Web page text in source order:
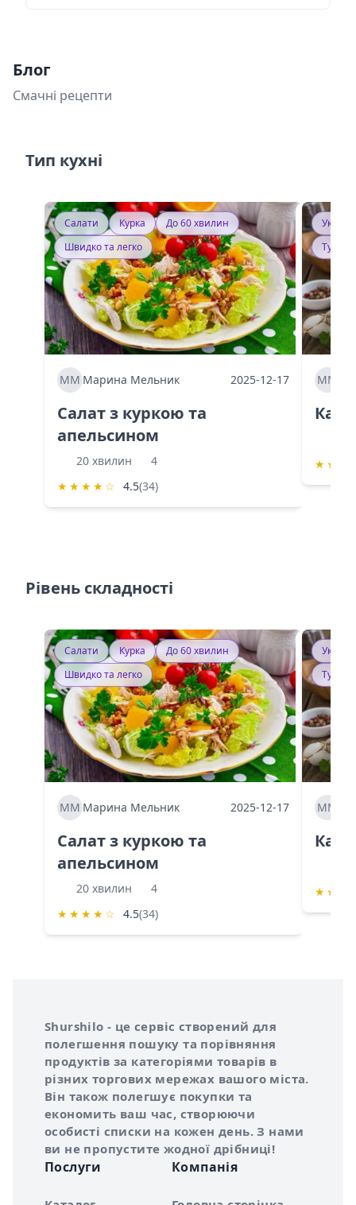
Блог
Смачні рецепти
Тип кухні
Салати Курка
До 60 хвилин
Швидко та легко
ММ Марина Мельник 2025-12-17
Салат з куркою та
апельсином
20 хвилин
4
★ ★ ★ ★ ☆ 4.5(34)
ММ
★ ★
Рівень складності
Салати Курка
До 60 хвилин
Швидко та легко
ММ Марина Мельник 2025-12-17
Салат з куркою та
апельсином
20 хвилин
4
★ ★ ★ ★ ☆ 4.5(34)
ММ
★ ★
Про сервіс Shurshilo
Shurshilo - це сервіс створений для
полегшення пошуку та порівняння
продуктів за категоріями товарів в
різних торгових мережах вашого міста.
Він також полегшує покупки та
економить ваш час, створюючи
особисті списки на кожен день. З нами
ви не пропустите жодної дрібниці!
Послуги Компанія